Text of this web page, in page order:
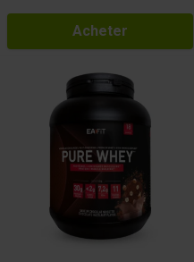
Acheter